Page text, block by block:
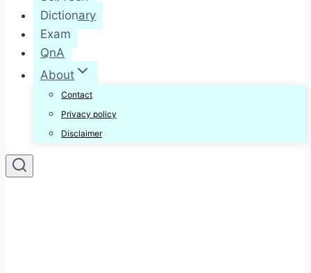
Dictionary
Exam
QnA
About
Contact
Privacy policy
Disclaimer